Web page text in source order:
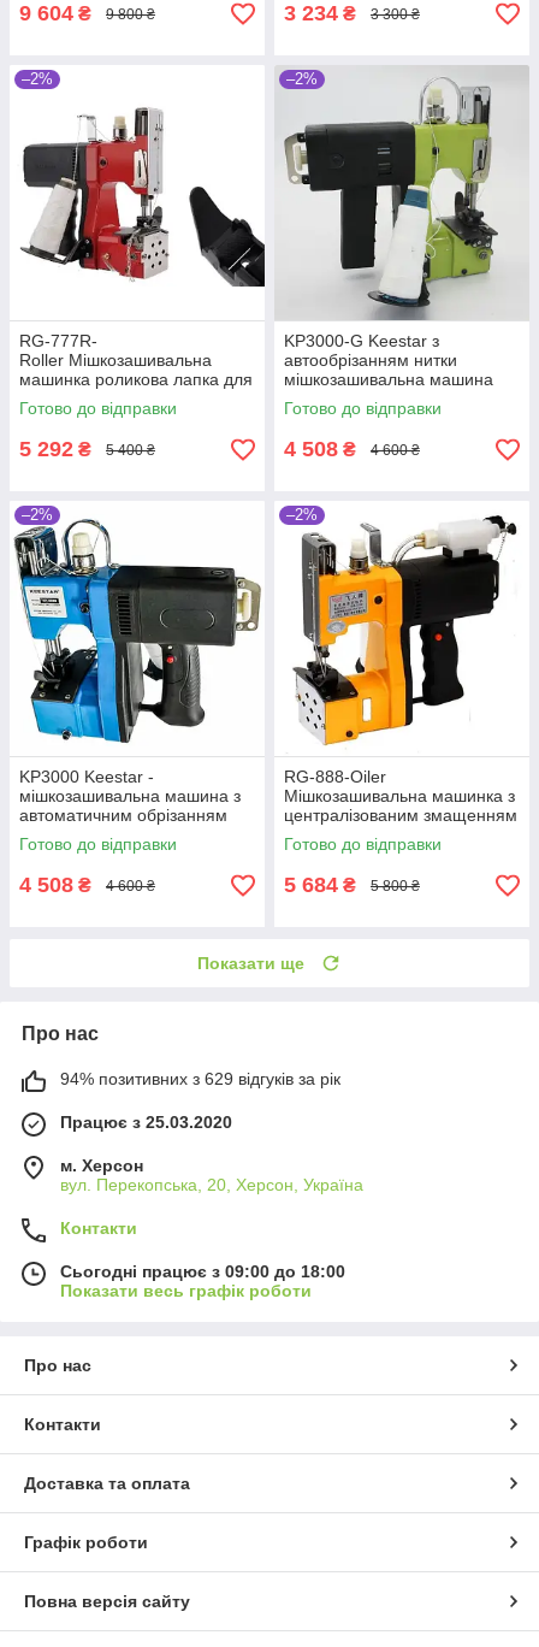
9 604 ₴ 9 800 ₴ 3 234 ₴ 3 300 ₴
–2%
RG-777R-
Roller Мішкозашивальна
машинка роликова лапка для
паперових мішків
Готово до відправки
5 292 ₴ 5 400 ₴
–2%
KP3000-G Keestar з
автообрізанням нитки
мішкозашивальна машина
Готово до відправки
4 508 ₴ 4 600 ₴
–2%
KP3000 Keestar -
мішкозашивальна машина з
автоматичним обрізанням
нитки
Готово до відправки
4 508 ₴ 4 600 ₴
–2%
RG-888-Oiler
Мішкозашивальна машинка з
централізованим змащенням
для поліпропіленових мішків
Готово до відправки
5 684 ₴ 5 800 ₴
Показати ще
Про нас
94% позитивних з 629 відгуків за рік
Працює з 25.03.2020
м. Херсон
вул. Перекопська, 20, Херсон, Україна
Контакти
Сьогодні працює з 09:00 до 18:00
Показати весь графік роботи
Про нас
Контакти
Доставка та оплата
Графік роботи
Повна версія сайту